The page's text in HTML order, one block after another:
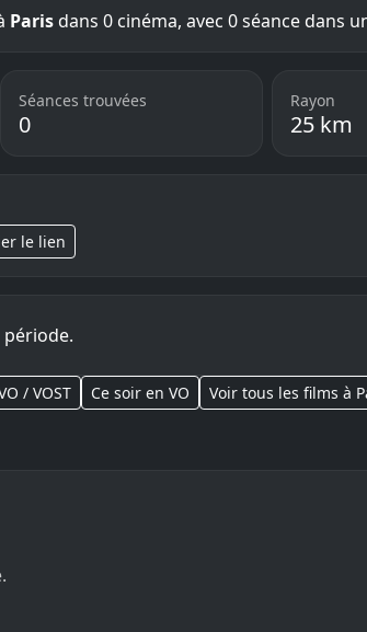
Paris dans 0 cinéma, avec 0 séance dans
Séances trouvées
0
Rayon
25 km
le lien
période.
/ VOST Ce soir en VO Voir tous les films à